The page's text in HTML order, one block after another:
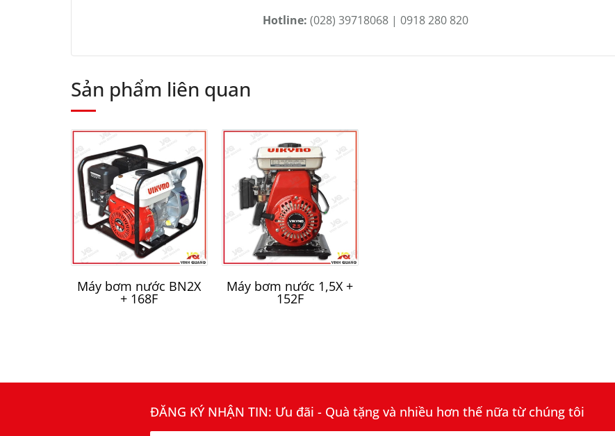
Hotline: (028) 39718068 | 0918 280 820
Sản phẩm liên quan
Máy bơm nước BN2X
+ 168F
Máy bơm nước 1,5X +
152F
ĐĂNG KÝ NHẬN TIN: Ưu đãi - Quà tặng và nhiều hơn thế nữa từ chúng tôi